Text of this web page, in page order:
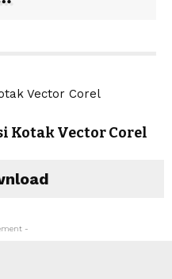
Kotak Vector Corel
-